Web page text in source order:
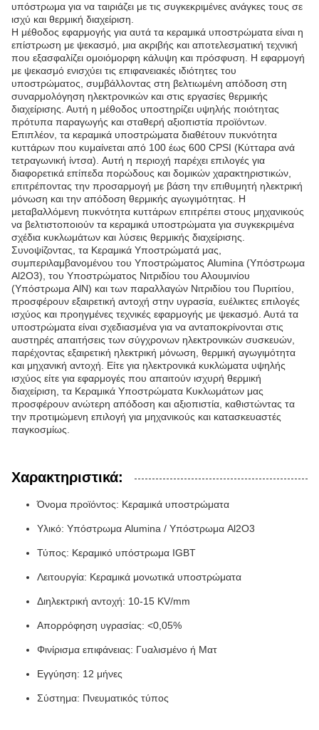
υπόστρωμα για να ταιριάζει με τις συγκεκριμένες ανάγκες τους σε
ισχύ και θερμική διαχείριση.
Η μέθοδος εφαρμογής για αυτά τα κεραμικά υποστρώματα είναι η
επίστρωση με ψεκασμό, μια ακριβής και αποτελεσματική τεχνική
που εξασφαλίζει ομοιόμορφη κάλυψη και πρόσφυση. Η εφαρμογή
με ψεκασμό ενισχύει τις επιφανειακές ιδιότητες του
υποστρώματος, συμβάλλοντας στη βελτιωμένη απόδοση στη
συναρμολόγηση ηλεκτρονικών και στις εργασίες θερμικής
διαχείρισης. Αυτή η μέθοδος υποστηρίζει υψηλής ποιότητας
πρότυπα παραγωγής και σταθερή αξιοπιστία προϊόντων.
Επιπλέον, τα κεραμικά υποστρώματα διαθέτουν πυκνότητα
κυττάρων που κυμαίνεται από 100 έως 600 CPSI (Κύτταρα ανά
τετραγωνική ίντσα). Αυτή η περιοχή παρέχει επιλογές για
διαφορετικά επίπεδα πορώδους και δομικών χαρακτηριστικών,
επιτρέποντας την προσαρμογή με βάση την επιθυμητή ηλεκτρική
μόνωση και την απόδοση θερμικής αγωγιμότητας. Η
μεταβαλλόμενη πυκνότητα κυττάρων επιτρέπει στους μηχανικούς
να βελτιστοποιούν τα κεραμικά υποστρώματα για συγκεκριμένα
σχέδια κυκλωμάτων και λύσεις θερμικής διαχείρισης.
Συνοψίζοντας, τα Κεραμικά Υποστρώματά μας,
συμπεριλαμβανομένου του Υποστρώματος Alumina (Υπόστρωμα
Al2O3), του Υποστρώματος Νιτριδίου του Αλουμινίου
(Υπόστρωμα AlN) και των παραλλαγών Νιτριδίου του Πυριτίου,
προσφέρουν εξαιρετική αντοχή στην υγρασία, ευέλικτες επιλογές
ισχύος και προηγμένες τεχνικές εφαρμογής με ψεκασμό. Αυτά τα
υποστρώματα είναι σχεδιασμένα για να ανταποκρίνονται στις
αυστηρές απαιτήσεις των σύγχρονων ηλεκτρονικών συσκευών,
παρέχοντας εξαιρετική ηλεκτρική μόνωση, θερμική αγωγιμότητα
και μηχανική αντοχή. Είτε για ηλεκτρονικά κυκλώματα υψηλής
ισχύος είτε για εφαρμογές που απαιτούν ισχυρή θερμική
διαχείριση, τα Κεραμικά Υποστρώματα Κυκλωμάτων μας
προσφέρουν ανώτερη απόδοση και αξιοπιστία, καθιστώντας τα
την προτιμώμενη επιλογή για μηχανικούς και κατασκευαστές
παγκοσμίως.
Χαρακτηριστικά:
Όνομα προϊόντος: Κεραμικά υποστρώματα
Υλικό: Υπόστρωμα Alumina / Υπόστρωμα Al2O3
Τύπος: Κεραμικό υπόστρωμα IGBT
Λειτουργία: Κεραμικά μονωτικά υποστρώματα
Διηλεκτρική αντοχή: 10-15 KV/mm
Απορρόφηση υγρασίας: <0,05%
Φινίρισμα επιφάνειας: Γυαλισμένο ή Ματ
Εγγύηση: 12 μήνες
Σύστημα: Πνευματικός τύπος